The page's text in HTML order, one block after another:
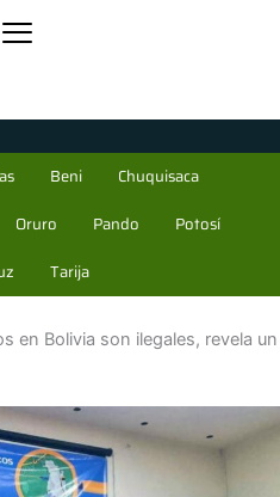
Beni
Chuquisaca
Oruro Pando
Potosí
Tarija
en Bolivia son ilegales, revela un